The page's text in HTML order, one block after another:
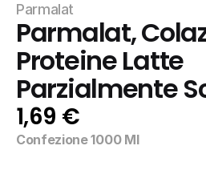
Parmalat
Parmalat,
Proteine Latte
Parzialmente
1,69 €
Confezione 1000 Ml